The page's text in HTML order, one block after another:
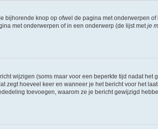
knop op ofwel de pagina met onderwerpen
met onderwerpen of in een onderwerp (de lijst metje
wijzigen (soms maar voor een beperkte tijd nadat het
hoeveel keer en wanneer je het bericht voor het
toevoegen, waarom ze je bericht gewijzigd